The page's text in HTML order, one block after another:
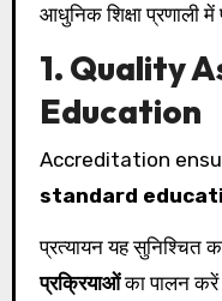
आधुनिक शिक्षा प्रणाली
1. Quality
Education
Accreditation
standard
प्रत्यायन यह सुनिश्चित
प्रक्रियाओंका पालन